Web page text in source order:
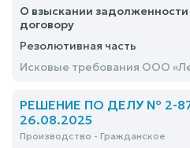
О взыскании
договору
Резолютивная часть
Исковые требования ООО
РЕШЕНИЕ ПО ДЕЛУ № 2-
26.08.2025
Производство - Гражданское